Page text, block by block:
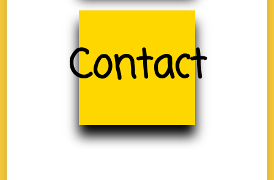
Contact